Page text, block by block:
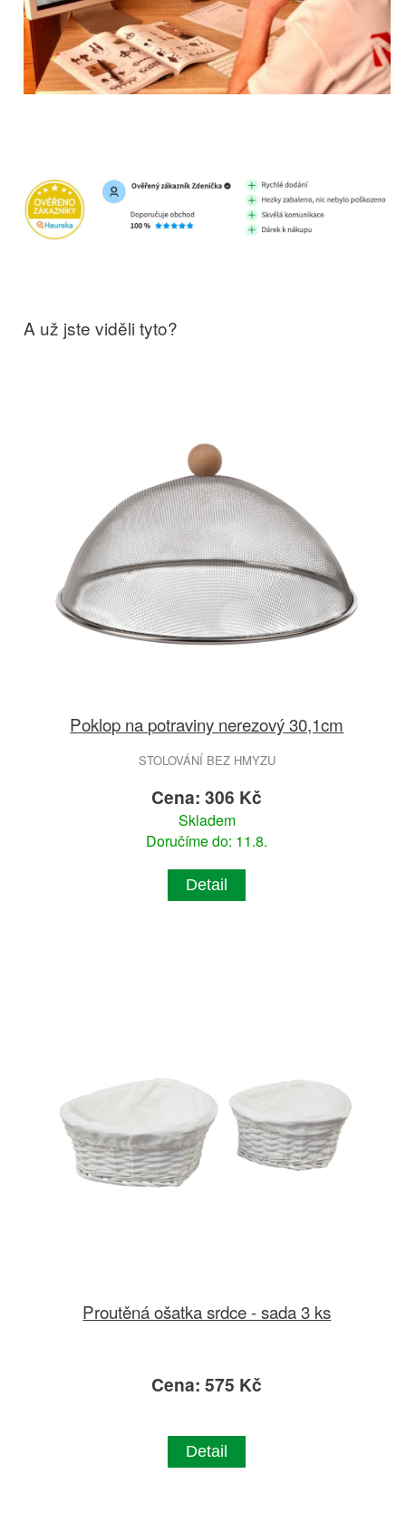
A už jste viděli tyto?
Poklop na potraviny nerezový 30,1cm
STOLOVÁNÍ BEZ HMYZU
Cena: 306 Kč
Skladem
Doručíme do: 11.8.
Detail
Proutěná ošatka srdce - sada 3 ks
Cena: 575 Kč
Detail